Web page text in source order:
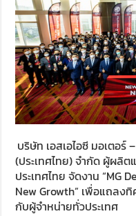
บริษัท เอสเอไอซี มอเตอร์
(ประเทศไทย) จำกัด ผู้ผลิต
ประเทศไทย จัดงาน “MG
New Growth” เพื่อแถลง
กับผู้จำหน่ายทั่วประเทศ